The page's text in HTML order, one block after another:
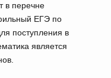
в перечне
ЕГЭ по
поступления в
является